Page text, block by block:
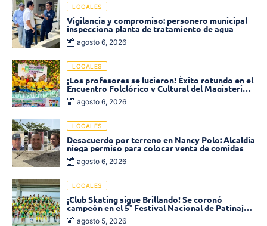
LOCALES
Vigilancia y compromiso: personero municipal
inspecciona planta de tratamiento de agua
agosto 6, 2026
LOCALES
¡Los profesores se lucieron! Éxito rotundo en el
Encuentro Folclórico y Cultural del Magisterio
2026 en Ciénaga
agosto 6, 2026
LOCALES
Desacuerdo por terreno en Nancy Polo: Alcaldía
niega permiso para colocar venta de comidas
agosto 6, 2026
LOCALES
¡Club Skating sigue Brillando! Se coronó
campeón en el 5° Festival Nacional de Patinaje
«Soledad sobre Ruedas»
agosto 5, 2026